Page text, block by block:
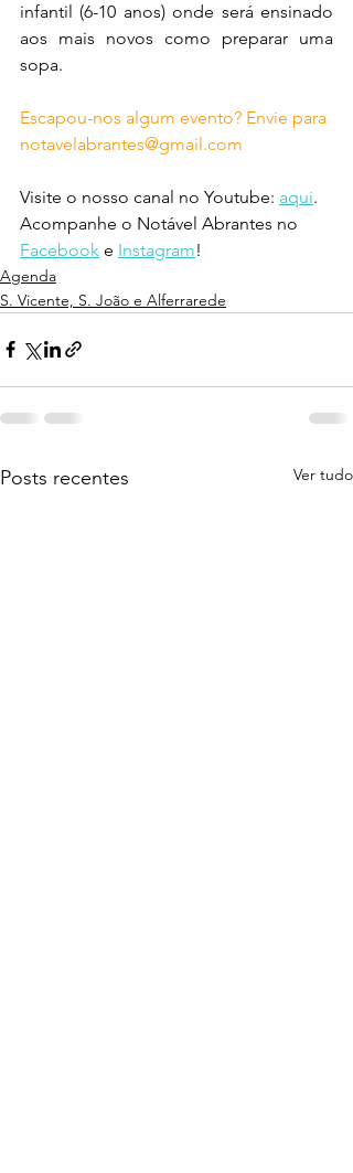
infantil (6-10 anos) onde será ensinado
aos mais novos como preparar uma
sopa.
Escapou-nos algum evento? Envie para
notavelabrantes@gmail.com
Visite o nosso canal no Youtube: aqui.
Acompanhe o Notável Abrantes no
Facebook e Instagram!
Agenda
S. Vicente, S. João e Alferrarede
Posts recentes Ver tudo